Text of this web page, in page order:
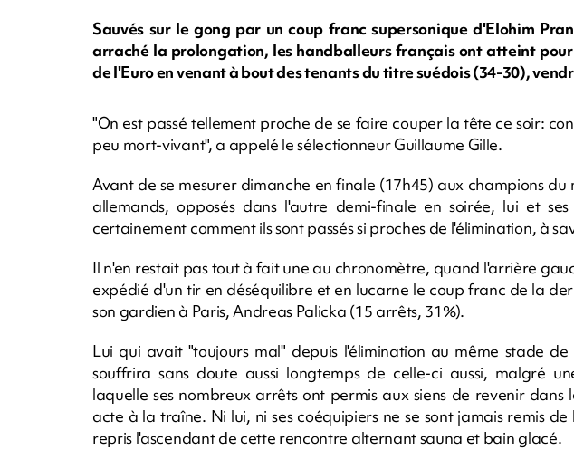
Sauvés sur le gong par un coup franc supersonique d'Elohim
arraché la prolongation, les handballeurs français ont atteint
de l'Euro en venant à bout des tenants du titre suédois (34-30),
"On est passé tellement proche de se faire couper la tête ce soir:
peu mort-vivant", a appelé le sélectionneur Guillaume Gille.
Avant de se mesurer dimanche en finale (17h45) aux champions du
allemands, opposés dans l'autre demi-finale en soirée, lui et
certainement comment ils sont passés si proches de l'élimination, à
Il n'en restait pas tout à fait une au chronomètre, quand l'arrière
expédié d'un tir en déséquilibre et en lucarne le coup franc de la
son gardien à Paris, Andreas Palicka (15 arrêts, 31%).
Lui qui avait "toujours mal" depuis l'élimination au même stade
souffrira sans doute aussi longtemps de celle-ci aussi, malgré
laquelle ses nombreux arrêts ont permis aux siens de revenir
acte à la traîne. Ni lui, ni ses coéquipiers ne se sont jamais remis de
repris l'ascendant de cette rencontre alternant sauna et bain glacé.